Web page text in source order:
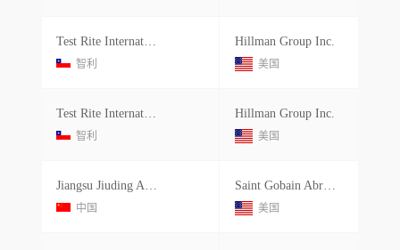
Test Rite International Co.ltd.
智利
Hillman Group Inc.
美国
Test Rite International Co.ltd.
智利
Hillman Group Inc.
美国
Jiangsu Jiuding Abrasive New Material Co., Ltd.
中国
Saint Gobain Abrasives Usa
美国